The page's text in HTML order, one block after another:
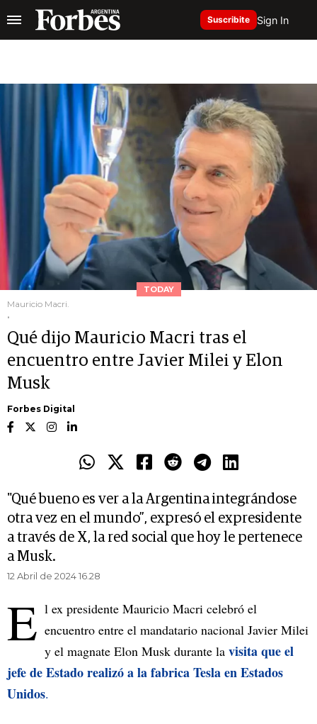
Suscribite Sign In
TODAY
Mauricio Macri.
.
Qué dijo Mauricio Macri tras el
encuentro entre Javier Milei y Elon
Musk
Forbes Digital
"Qué bueno es ver a la Argentina integrándose
otra vez en el mundo”, expresó el expresidente
a través de X, la red social que hoy le pertenece
a Musk.
12 Abril de 2024 16.28
E l ex presidente Mauricio Macri celebró el
encuentro entre el mandatario nacional Javier Milei
y el magnate Elon Musk durante la visita que el
jefe de Estado realizó a la fabrica Tesla en Estados
Unidos.